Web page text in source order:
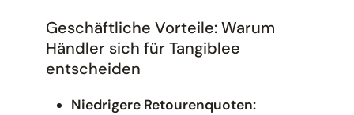
Geschäftliche Vorteile: Warum
Händler sich für Tangiblee
entscheiden
Niedrigere Retourenquoten: